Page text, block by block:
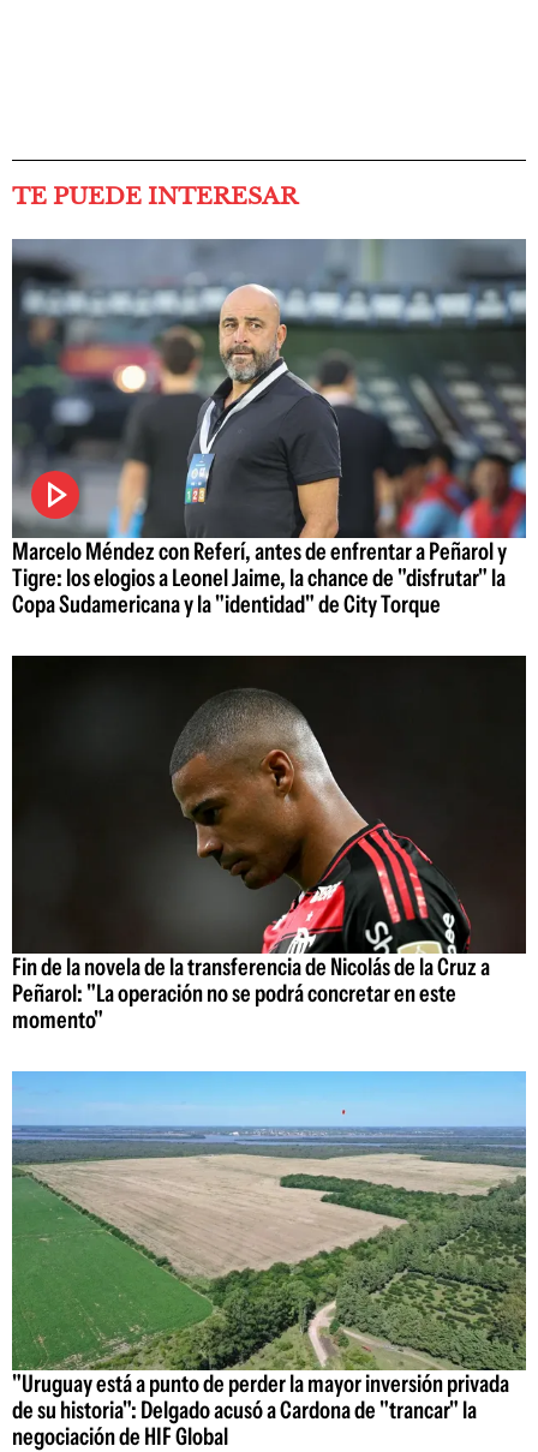
TE PUEDE INTERESAR
Marcelo Méndez con Referí, antes de enfrentar a Peñarol y
Tigre: los elogios a Leonel Jaime, la chance de "disfrutar" la
Copa Sudamericana y la "identidad" de City Torque
Fin de la novela de la transferencia de Nicolás de la Cruz a
Peñarol: "La operación no se podrá concretar en este
momento"
"Uruguay está a punto de perder la mayor inversión privada
de su historia": Delgado acusó a Cardona de "trancar" la
negociación de HIF Global